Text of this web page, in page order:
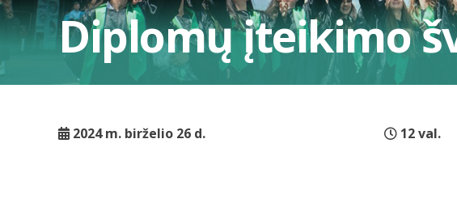
Diplomų įteikimo
2024 m. birželio 26 d. 12 val.